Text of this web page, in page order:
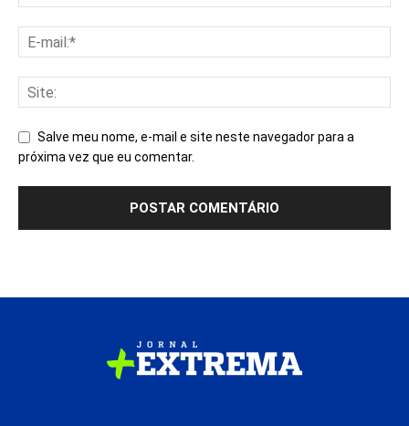
Salve meu nome, e-mail e site neste navegador para a
próxima vez que eu comentar.